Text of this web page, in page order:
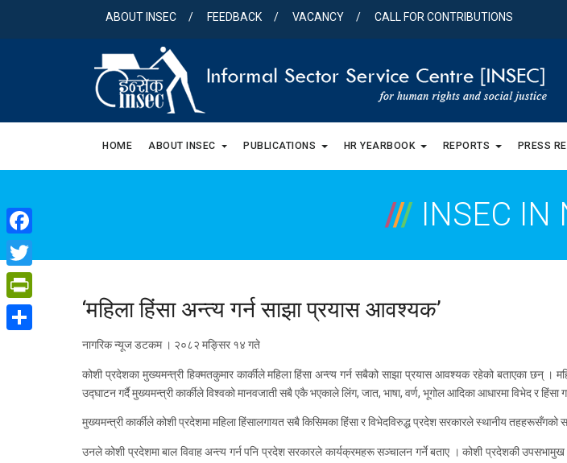
ABOUT INSEC FEEDBACK VACANCY CALL FOR CONTRIBUTIONS
HOME ABOUT INSEC PUBLICATIONS HR YEARBOOK REPORTS PRESS
///INSEC IN
‘महिला हिंसा अन्त्य गर्न साझा प्रयास आवश्यक’
नागरिक न्यूज डटकम । २०८२ मङ्सिर १४ गते
कोशी प्रदेशका मुख्यमन्त्री हिक्मतकुमार कार्कीले महिला हिंसा अन्त्य गर्न सबैको साझा प्रयास आवश्यक रहेको बताएका छन् ।
उद्घाटन गर्दै मुख्यमन्त्री कार्कीले विश्वको मानवजाती सबै एकै भएकाले लिंग, जात, भाषा, वर्ण, भूगोल आदिका आधारमा विभेद र हिंसा
मुख्यमन्त्री कार्कीले कोशी प्रदेशमा महिला हिंसालगायत सबै किसिमका हिंसा र विभेदविरुद्ध प्रदेश सरकारले स्थानीय तहहरूसँगको
उनले कोशी प्रदेशमा बाल विवाह अन्त्य गर्न पनि प्रदेश सरकारले कार्यक्रमहरू सञ्चालन गर्ने बताए । कोशी प्रदेशकी
Facebook
Twitter
PrintFriendly